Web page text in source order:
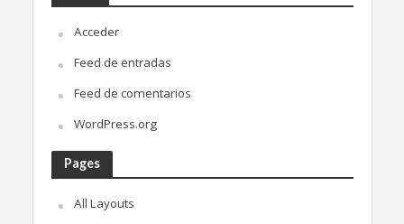
Acceder
Feed de entradas
Feed de comentarios
WordPress.org
Pages
All Layouts